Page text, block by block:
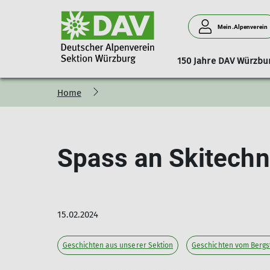
Mein.Alpenverein
150 Jahre DAV
Vorstand Beirat Ehrenamt
Sportangebote
Wandern
AufgabenGruppen
Mitgliedschaft Spenden Bibliothek
Vernagthütte
Stadtmeisterschaft_2026 News Preise &
Home
Spass an
15.02.2024
Geschichten aus unserer Sektion Geschichten vom